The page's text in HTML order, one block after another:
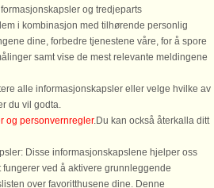
i
stor
Vesterhavsøen Fanø, tæt på Rindby
Strand, og er gennemgribende
renoveret i 2010. Lyst og
imødekommende står det på en
​​en klit ...
fra 5.448 NOK
og tredjeparts
i kombinasjon med tilhørende personlig
dine, forbedre tjenestene våre, for å spore
samt vise de mest relevante meldingene
alle informasjonskapsler eller velge hvilke av
du vil godta.
og personvernregler.Du kan också återkalla ditt
Disse informasjonskapslene hjelper oss
fungerer ved å aktivere grunnleggende
over favoritthusene dine. Denne